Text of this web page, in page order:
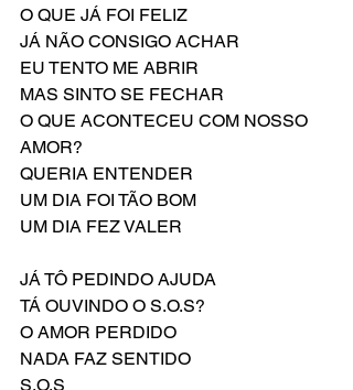
O QUE JÁ FOI FELIZ
JÁ NÃO CONSIGO ACHAR
EU TENTO ME ABRIR
MAS SINTO SE FECHAR
O QUE ACONTECEU COM NOSSO
AMOR?
QUERIA ENTENDER
UM DIA FOI TÃO BOM
UM DIA FEZ VALER
JÁ TÔ PEDINDO AJUDA
TÁ OUVINDO O S.O.S?
O AMOR PERDIDO
NADA FAZ SENTIDO
S.O.S